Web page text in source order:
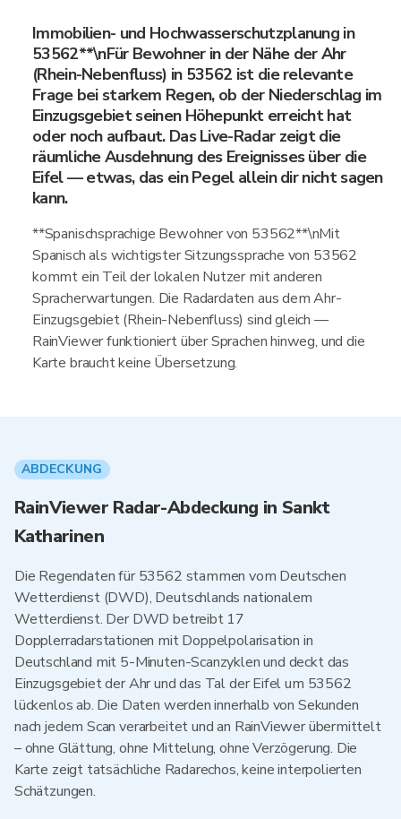
Immobilien- und Hochwasserschutzplanung in
53562**\nFür Bewohner in der Nähe der Ahr
(Rhein-Nebenfluss) in 53562 ist die relevante
Frage bei starkem Regen, ob der Niederschlag im
Einzugsgebiet seinen Höhepunkt erreicht hat
oder noch aufbaut. Das Live-Radar zeigt die
räumliche Ausdehnung des Ereignisses über die
Eifel — etwas, das ein Pegel allein dir nicht sagen
kann.
**Spanischsprachige Bewohner von 53562**\nMit
Spanisch als wichtigster Sitzungssprache von 53562
kommt ein Teil der lokalen Nutzer mit anderen
Spracherwartungen. Die Radardaten aus dem Ahr-
Einzugsgebiet (Rhein-Nebenfluss) sind gleich —
RainViewer funktioniert über Sprachen hinweg, und die
Karte braucht keine Übersetzung.
ABDECKUNG
RainViewer Radar-Abdeckung in Sankt
Katharinen
Die Regendaten für 53562 stammen vom Deutschen
Wetterdienst (DWD), Deutschlands nationalem
Wetterdienst. Der DWD betreibt 17
Dopplerradarstationen mit Doppelpolarisation in
Deutschland mit 5-Minuten-Scanzyklen und deckt das
Einzugsgebiet der Ahr und das Tal der Eifel um 53562
lückenlos ab. Die Daten werden innerhalb von Sekunden
nach jedem Scan verarbeitet und an RainViewer übermittelt
– ohne Glättung, ohne Mittelung, ohne Verzögerung. Die
Karte zeigt tatsächliche Radarechos, keine interpolierten
Schätzungen.